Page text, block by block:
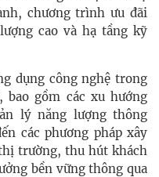
chương trình ưu đãi
cao và hạ tầng kỹ
dụng công nghệ trong
gồm các xu hướng
lý năng lượng thông
các phương pháp xây
trường, thu hút khách
bền vững thông qua